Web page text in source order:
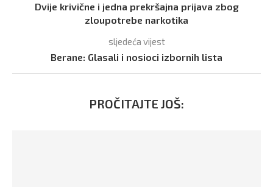
Dvije krivične i jedna prekršajna prijava zbog
zloupotrebe narkotika
sljedeća vijest
Berane: Glasali i nosioci izbornih lista
PROČITAJTE JOŠ: